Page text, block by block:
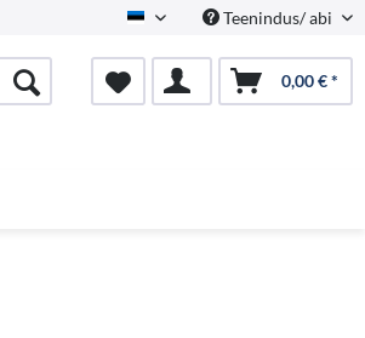
Estnisch Teenindus/ abi
0,00 € *